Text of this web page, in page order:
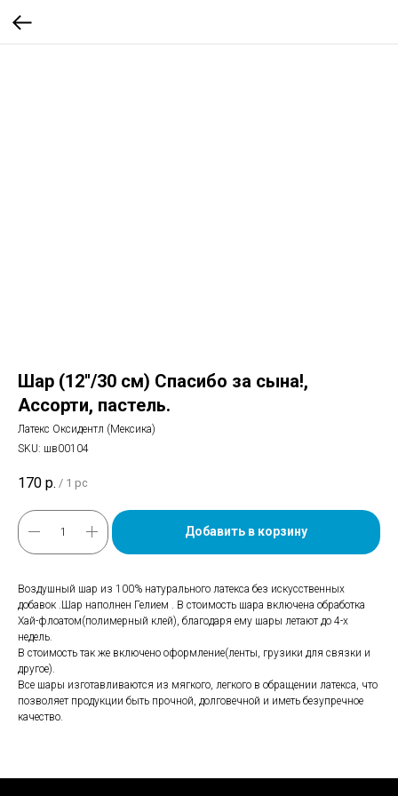
Шар (12''/30 см) Спасибо за сына!,
Ассорти, пастель.
Латекс Оксидентл (Мексика)
SKU: шв00104
170 р. / 1 pc
Добавить в корзину
Воздушный шар из 100% натурального латекса без искусственных
добавок .Шар наполнен Гелием . В стоимость шара включена обработка
Хай-флоатом(полимерный клей), благодаря ему шары летают до 4-х
недель.
В стоимость так же включено оформление(ленты, грузики для связки и
другое).
Все шары изготавливаются из мягкого, легкого в обращении латекса, что
позволяет продукции быть прочной, долговечной и иметь безупречное
качество.